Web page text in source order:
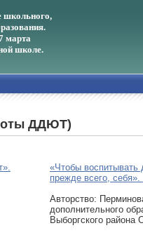
школьного,
марта
школе.
ДДЮТ)
«Чтобы воспитывать
прежде всего,
Авторcтво:
дополнительного
Выборгского района